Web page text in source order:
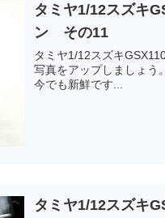
タミヤ1/12スズキ
ン その11
タミヤ1/12スズキ
写真をアップしましょう。 他のどのバイクにも似ていないデザ
今でも新鮮です...
タミヤ1/12スズキ